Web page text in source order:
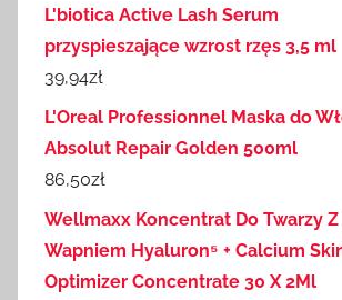
L'biotica Active Lash Serum
przyspieszające wzrost rzęs 3,5 ml
39,94zł
L'Oreal Professionnel Maska do
Absolut Repair Golden 500ml
86,50zł
Wellmaxx Koncentrat Do Twarzy Z
Wapniem Hyaluron⁵ + Calcium
Optimizer Concentrate 30 X 2Ml